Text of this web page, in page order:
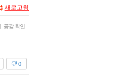
새로고침
| 공감 확인
0